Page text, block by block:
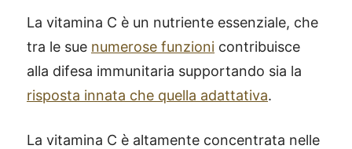
La vitamina C è un nutriente essenziale, che
tra le sue numerose funzioni contribuisce
alla difesa immunitaria supportando sia la
risposta innata che quella adattativa.
La vitamina C è altamente concentrata nelle